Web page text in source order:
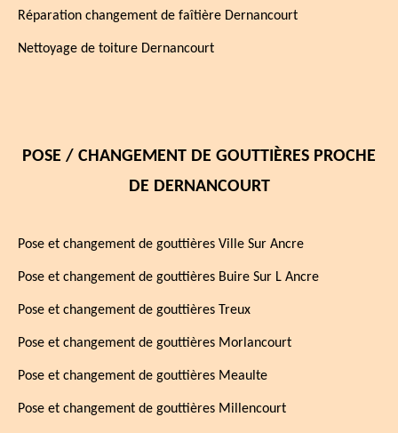
Réparation changement de faîtière Dernancourt
Nettoyage de toiture Dernancourt
POSE / CHANGEMENT DE GOUTTIÈRES PROCHE
DE DERNANCOURT
Pose et changement de gouttières Ville Sur Ancre
Pose et changement de gouttières Buire Sur L Ancre
Pose et changement de gouttières Treux
Pose et changement de gouttières Morlancourt
Pose et changement de gouttières Meaulte
Pose et changement de gouttières Millencourt